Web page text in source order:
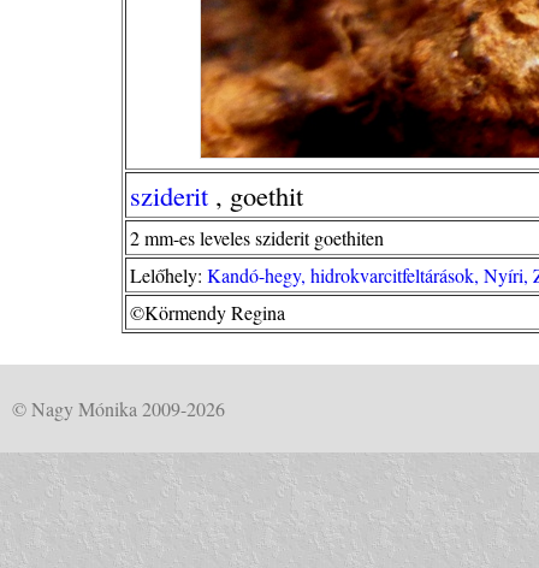
sziderit , goethit
2 mm-es leveles sziderit goethiten
Lelőhely: Kandó-hegy, hidrokvarcitfeltárások, Nyíri,
©Körmendy Regina
© Nagy Mónika 2009-2026